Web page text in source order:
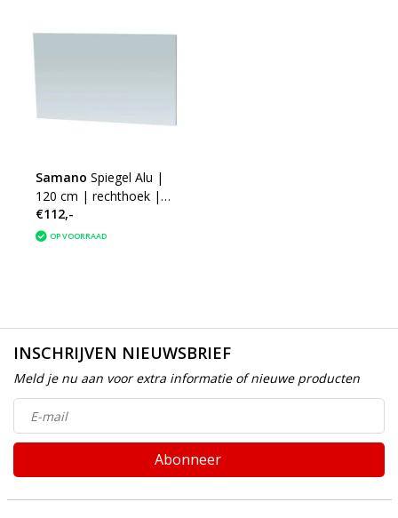
Samano Spiegel Alu |
120 cm | rechthoek |
aluminium | zonder
verlichting
€112,-
OP VOORRAAD
INSCHRIJVEN NIEUWSBRIEF
Meld je nu aan voor extra informatie of nieuwe producten
Abonneer